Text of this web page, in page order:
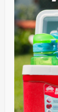
Fabricante
plásticos.
Venta de
Costa
disponibles.